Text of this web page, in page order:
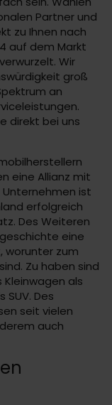
Partner und
zu Ihnen nach
auf dem Markt
Wir
groß
an
direkt bei uns
eine Allianz mit
Unternehmen ist
erfolgreich
Des Weiteren
eine
worunter zum
Zu haben sind
Kleinwagen als
Des
seit vielen
auch